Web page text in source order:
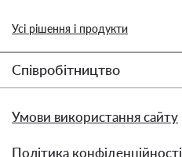
Усі рішення і продукти
Співробітництво
Умови використання сайту
Політика конфіденційності